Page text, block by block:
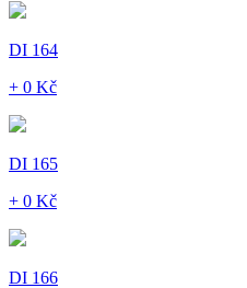
DI 164
+ 0 Kč
DI 165
+ 0 Kč
DI 166